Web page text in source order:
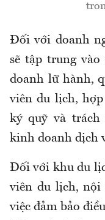
Đối với doanh
sẽ tập trung
doanh lữ hành,
viên du lịch,
ký quỹ và trách
kinh doanh dịch
Đối với khu du
viên du lịch, nội
việc đảm bảo